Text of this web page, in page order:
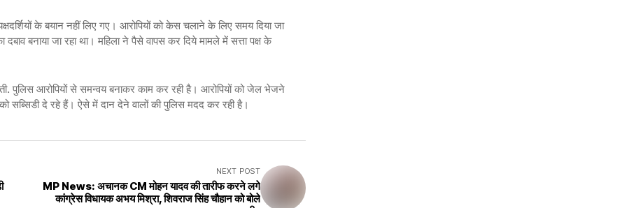
के बयान नहीं लिए गए। आरोपियों को केस चलाने के लिए समय दिया जा
बनाया जा रहा था। महिला ने पैसे वापस कर दिये मामले में सत्ता पक्ष के
पुलिस आरोपियों से समन्वय बनाकर काम कर रही है। आरोपियों को जेल भेजने
सब्सिडी दे रहे हैं। ऐसे में दान देने वालों की पुलिस मदद कर रही है।
NEXT POST
MP News: अचानक CM मोहन यादव की तारीफ करने लगे
कांग्रेस विधायक अभय मिश्रा, शिवराज सिंह चौहान को बोले